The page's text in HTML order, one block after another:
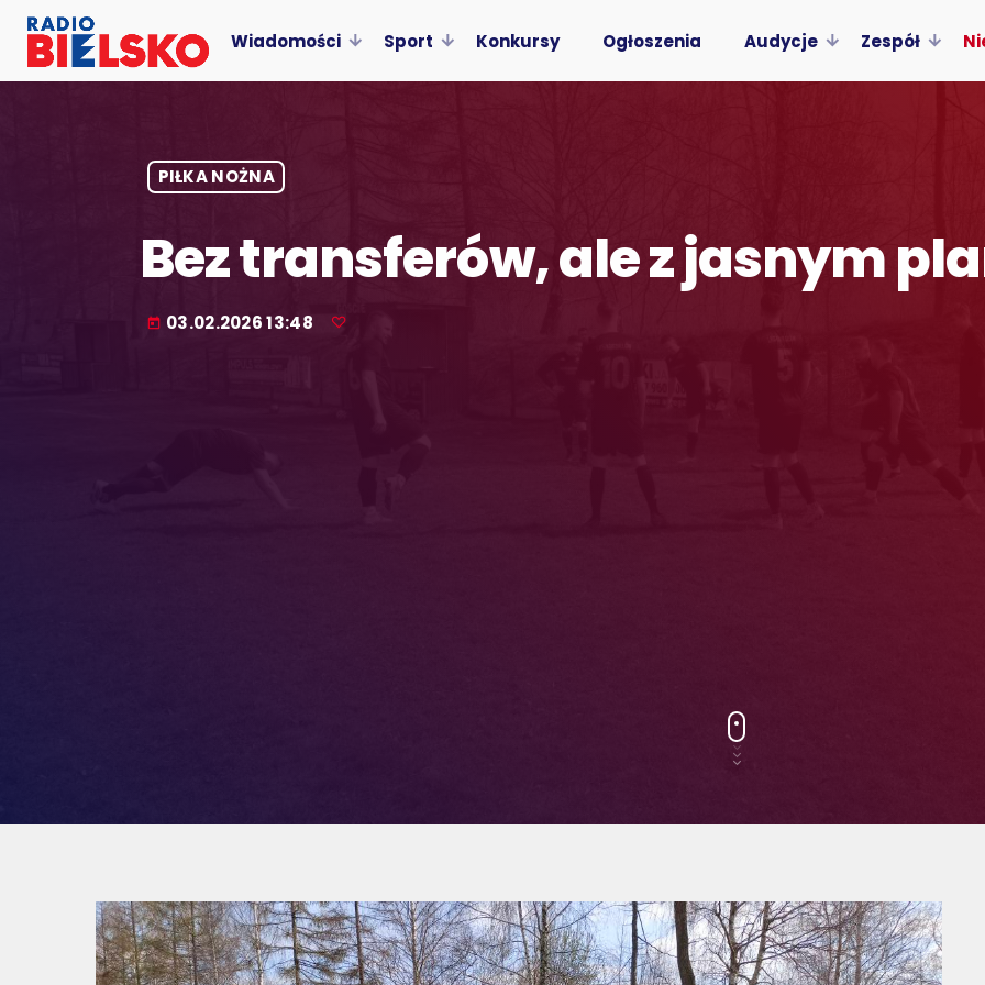
Wiadomości Sport Konkursy Ogłoszenia Audycje Zespół
PIŁKA NOŻNA
Bez transferów, ale z jasnym
today 03.02.2026 13:48